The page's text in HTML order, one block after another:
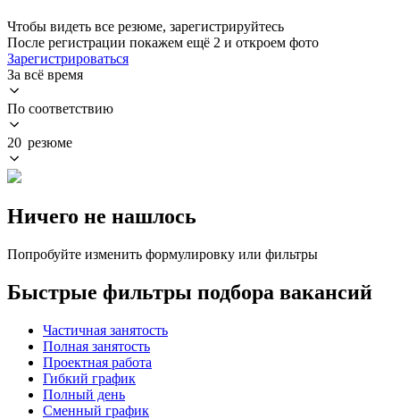
Чтобы видеть все резюме, зарегистрируйтесь
После регистрации покажем ещё 2 и откроем фото
Зарегистрироваться
За всё время
По соответствию
20 резюме
Ничего не нашлось
Попробуйте изменить формулировку или фильтры
Быстрые фильтры подбора вакансий
Частичная занятость
Полная занятость
Проектная работа
Гибкий график
Полный день
Сменный график